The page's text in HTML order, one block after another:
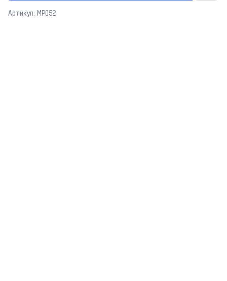
Артикул: MP052